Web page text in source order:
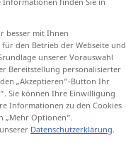
besser mit Ihnen
den Betrieb der Webseite und
unserer Vorauswahl
Bereitstellung personalisierter
„Akzeptieren“-Button Ihr
Sie können Ihre Einwilligung
Informationen zu den Cookies
„Mehr Optionen“.
Datenschutzerklärung.